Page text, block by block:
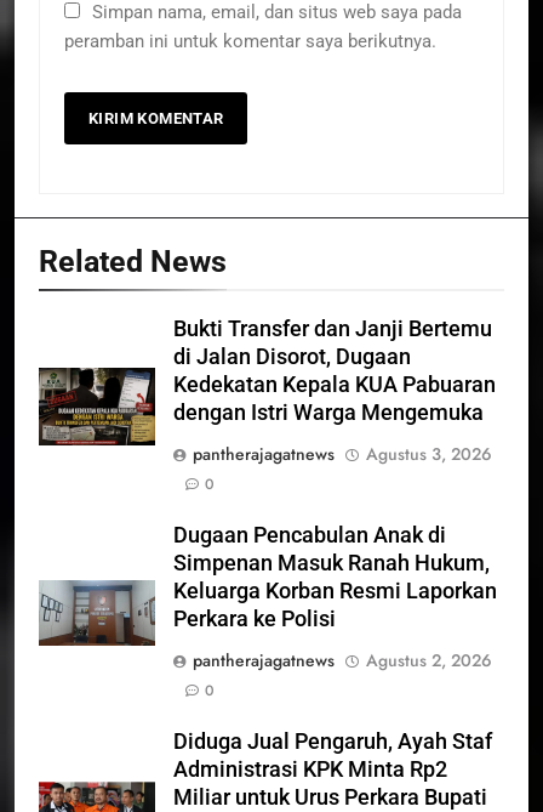
Simpan nama, email, dan situs web saya pada
peramban ini untuk komentar saya berikutnya.
Related News
Bukti Transfer dan Janji Bertemu
di Jalan Disorot, Dugaan
Kedekatan Kepala KUA Pabuaran
dengan Istri Warga Mengemuka
pantherajagatnews
Agustus 3, 2026
0
Dugaan Pencabulan Anak di
Simpenan Masuk Ranah Hukum,
Keluarga Korban Resmi Laporkan
Perkara ke Polisi
pantherajagatnews
Agustus 2, 2026
0
Diduga Jual Pengaruh, Ayah Staf
Administrasi KPK Minta Rp2
Miliar untuk Urus Perkara Bupati